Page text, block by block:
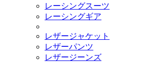
レーシングスーツ
レーシングギア
レザージャケット
レザーパンツ
レザージーンズ